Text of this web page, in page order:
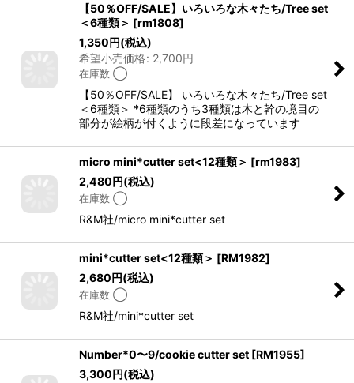
【50％OFF/SALE】いろいろな木々たち/Tree set
＜6種類＞ [rm1808]
1,350円(税込)
希望小売価格: 2,700円
在庫数 ◯
【50％OFF/SALE】 いろいろな木々たち/Tree set
＜6種類＞ *6種類のうち3種類は木と幹の境目の
部分が絵柄が付くように段差になっています
micro mini*cutter set<12種類＞ [rm1983]
2,480円(税込)
在庫数 ◯
R&M社/micro mini*cutter set
mini*cutter set<12種類＞ [RM1982]
2,680円(税込)
在庫数 ◯
R&M社/mini*cutter set
Number*0〜9/cookie cutter set [RM1955]
3,300円(税込)